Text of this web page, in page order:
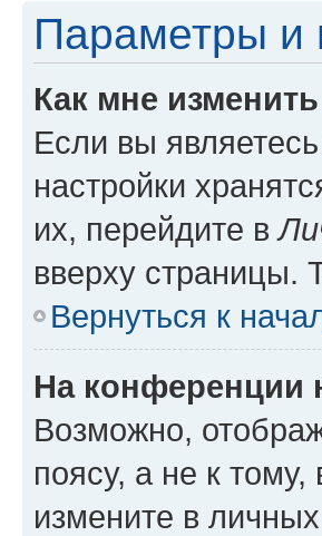
Параметры и
Как мне
Если вы
настройки
их, перейдите в
вверху страницы.
Вернуться к
На конференции
Возможно,
поясу, а не к
измените в